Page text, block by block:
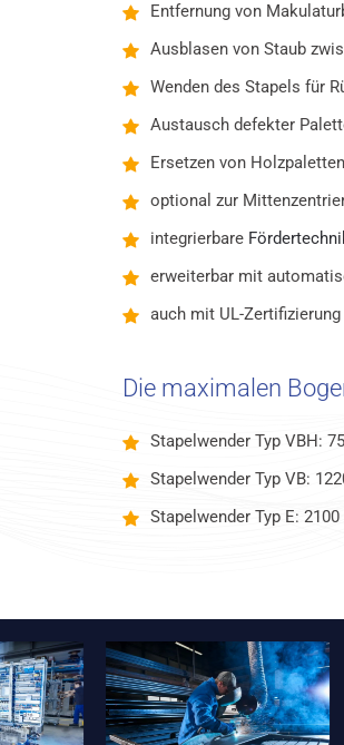
Entfernung von
Ausblasen von Staub
Wenden des Stapels für
Austausch defekter
Ersetzen von
optional zur
integrierbare
erweiterbar mit
auch mit UL-
Die maximalen
Stapelwender Typ VBH:
Stapelwender Typ VB:
Stapelwender Typ E: